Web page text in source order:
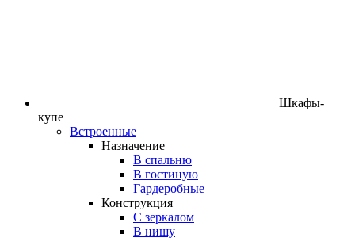
Шкафы-
купе
Встроенные
Назначение
В спальню
В гостиную
Гардеробные
Конструкция
C зеркалом
В нишу